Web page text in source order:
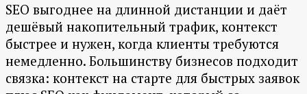
SEO выгоднее на длинной дистанции и даёт
дешёвый накопительный трафик, контекст
быстрее и нужен, когда клиенты требуются
немедленно. Большинству бизнесов подходит
связка: контекст на старте для быстрых заявок